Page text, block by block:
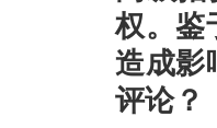
权。鉴
造成影
评论？